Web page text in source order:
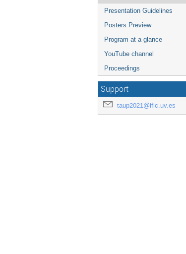
Presentation Guidelines
Posters Preview
Program at a glance
YouTube channel
Proceedings
Support
taup2021@ific.uv.es